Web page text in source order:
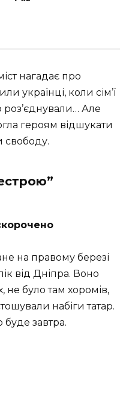
нагадає про
українці, коли сім’ї
роз’єднували… Але
героям відшукати
свободу.
на правому березі
від Дніпра. Воно
не було там хоромів,
набіги татар.
буде завтра.